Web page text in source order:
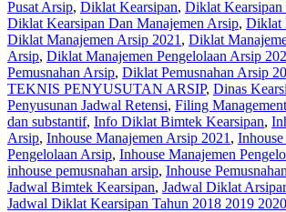
Pusat Arsip, Diklat Kearsipan, Diklat Kearsipan
Diklat Kearsipan Dan Manajemen Arsip, Diklat
Diklat Manajemen Arsip 2021 , Diklat
Arsip, Diklat Manajemen Pengelolaan Arsip
Pemusnahan Arsip, Diklat Pemusnahan Arsip
TEKNIS PENYUSUTAN ARSIP, Dinas
Penyusunan Jadwal Retensi, Filing Management
dan substantif, Info Diklat Bimtek Kearsipan,
Arsip, Inhouse Manajemen Arsip 2021 ,
Pengelolaan Arsip, Inhouse Manajemen
inhouse pemusnahan arsip, Inhouse
Jadwal Bimtek Kearsipan, Jadwal Diklat
Jadwal Diklat Kearsipan Tahun 2018 2019